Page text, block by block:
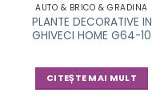
AUTO & BRICO & GRADINA
PLANTE DECORATIVE IN
GHIVECI HOME G64-10
CITEȘTE MAI MULT